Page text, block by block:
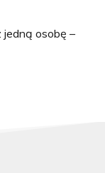
osobę –